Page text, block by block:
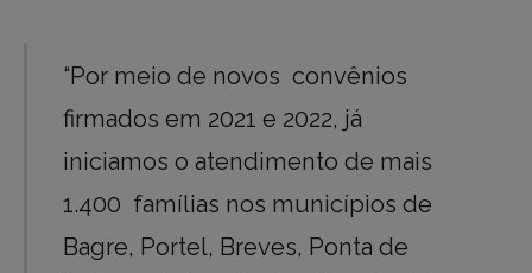
“Por meio de novos convênios
firmados em 2021 e 2022, já
iniciamos o atendimento de mais
1.400 famílias nos municípios de
Bagre, Portel, Breves, Ponta de